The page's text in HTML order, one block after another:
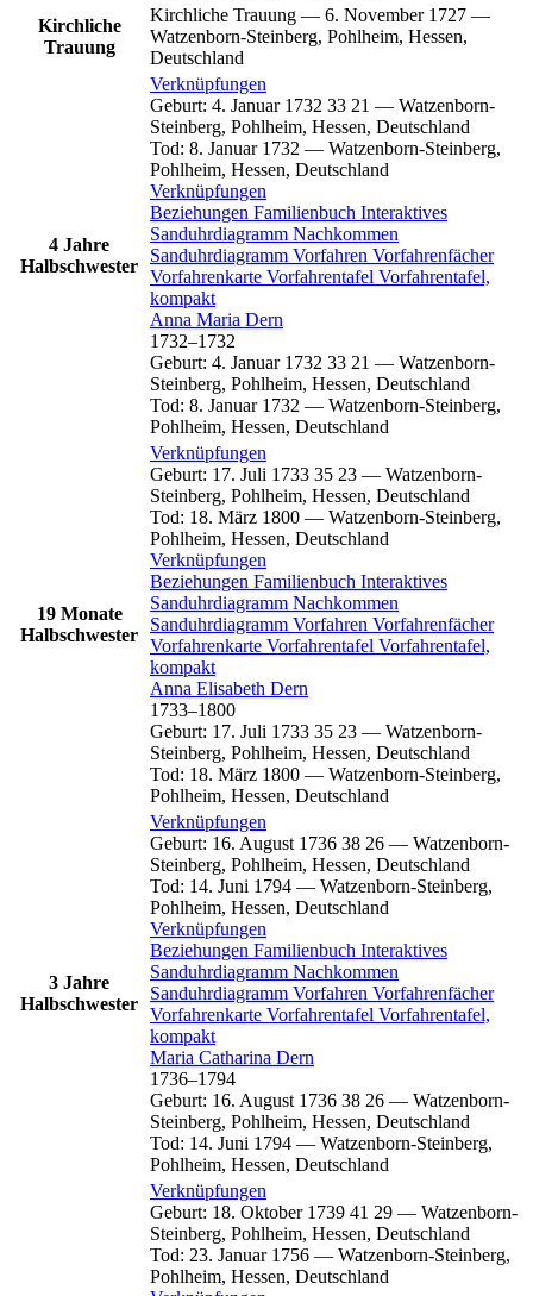
Kirchliche
Trauung
Kirchliche Trauung — 6. November 1727 —
Watzenborn-Steinberg, Pohlheim, Hessen,
Deutschland
4 Jahre
Halbschwester
Verknüpfungen
Geburt: 4. Januar 1732 33 21 — Watzenborn-
Steinberg, Pohlheim, Hessen, Deutschland
Tod: 8. Januar 1732 — Watzenborn-Steinberg,
Pohlheim, Hessen, Deutschland
Verknüpfungen
Beziehungen Familienbuch Interaktives
Sanduhrdiagramm Nachkommen
Sanduhrdiagramm Vorfahren Vorfahrenfächer
Vorfahrenkarte Vorfahrentafel Vorfahrentafel,
kompakt
Anna Maria Dern
1732–1732
Geburt: 4. Januar 1732 33 21 — Watzenborn-
Steinberg, Pohlheim, Hessen, Deutschland
Tod: 8. Januar 1732 — Watzenborn-Steinberg,
Pohlheim, Hessen, Deutschland
19 Monate
Halbschwester
Verknüpfungen
Geburt: 17. Juli 1733 35 23 — Watzenborn-
Steinberg, Pohlheim, Hessen, Deutschland
Tod: 18. März 1800 — Watzenborn-Steinberg,
Pohlheim, Hessen, Deutschland
Verknüpfungen
Beziehungen Familienbuch Interaktives
Sanduhrdiagramm Nachkommen
Sanduhrdiagramm Vorfahren Vorfahrenfächer
Vorfahrenkarte Vorfahrentafel Vorfahrentafel,
kompakt
Anna Elisabeth Dern
1733–1800
Geburt: 17. Juli 1733 35 23 — Watzenborn-
Steinberg, Pohlheim, Hessen, Deutschland
Tod: 18. März 1800 — Watzenborn-Steinberg,
Pohlheim, Hessen, Deutschland
3 Jahre
Halbschwester
Verknüpfungen
Geburt: 16. August 1736 38 26 — Watzenborn-
Steinberg, Pohlheim, Hessen, Deutschland
Tod: 14. Juni 1794 — Watzenborn-Steinberg,
Pohlheim, Hessen, Deutschland
Verknüpfungen
Beziehungen Familienbuch Interaktives
Sanduhrdiagramm Nachkommen
Sanduhrdiagramm Vorfahren Vorfahrenfächer
Vorfahrenkarte Vorfahrentafel Vorfahrentafel,
kompakt
Maria Catharina Dern
1736–1794
Geburt: 16. August 1736 38 26 — Watzenborn-
Steinberg, Pohlheim, Hessen, Deutschland
Tod: 14. Juni 1794 — Watzenborn-Steinberg,
Pohlheim, Hessen, Deutschland
Verknüpfungen
Geburt: 18. Oktober 1739 41 29 — Watzenborn-
Steinberg, Pohlheim, Hessen, Deutschland
Tod: 23. Januar 1756 — Watzenborn-Steinberg,
Pohlheim, Hessen, Deutschland